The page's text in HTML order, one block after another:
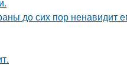
до сих пор ненавидит